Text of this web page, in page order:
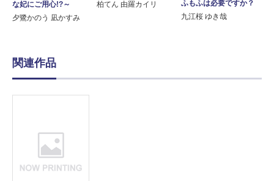
な妃にご用心!?～
夕鷺かのう 凪かすみ
柏てん 由羅カイリ
ふもふは必要ですか？
九江桜 ゆき哉
関連作品